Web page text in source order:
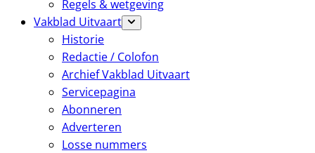
Regels & wetgeving
Vakblad Uitvaart
Historie
Redactie / Colofon
Archief Vakblad Uitvaart
Servicepagina
Abonneren
Adverteren
Losse nummers